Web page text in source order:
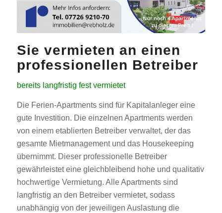
Sie vermieten an einen
professionellen Betreiber
bereits langfristig fest vermietet
Die Ferien-Apartments sind für Kapitalanleger eine
gute Investition. Die einzelnen Apartments werden
von einem etablierten Betreiber verwaltet, der das
gesamte Mietmanagement und das Housekeeping
übernimmt. Dieser professionelle Betreiber
gewährleistet eine gleichbleibend hohe und qualitativ
hochwertige Vermietung. Alle Apartments sind
langfristig an den Betreiber vermietet, sodass
unabhängig von der jeweiligen Auslastung die